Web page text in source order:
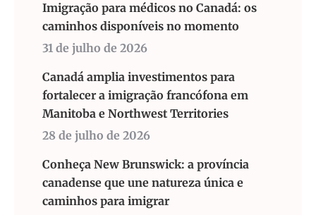
Imigração para médicos no Canadá: os
caminhos disponíveis no momento
31 de julho de 2026
Canadá amplia investimentos para
fortalecer a imigração francófona em
Manitoba e Northwest Territories
28 de julho de 2026
Conheça New Brunswick: a província
canadense que une natureza única e
caminhos para imigrar